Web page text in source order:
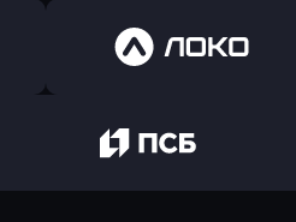
Оправить заявку
в ОТП БАНК
Оправить заявку
в Локо-Банк